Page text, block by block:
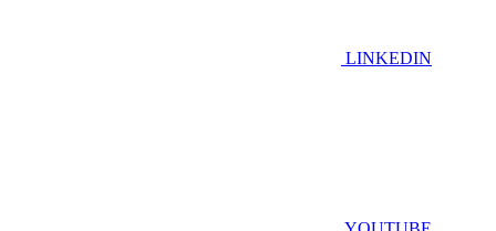
LINKEDIN